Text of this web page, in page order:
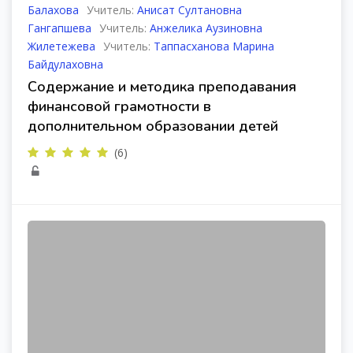
Балахова Учитель: Анисат Султановна
Гангапшева Учитель: Анжелика Аузиновна
Жилетежева Учитель: Таппасханова Марина
Байдулаховна
Содержание и методика преподавания
финансовой грамотности в
дополнительном образовании детей
(6)